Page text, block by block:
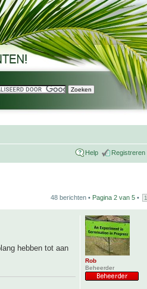
Help Registreren
48 berichten • Pagina 2 van 5 • 1
hebben tot aan
Rob
Beheerder